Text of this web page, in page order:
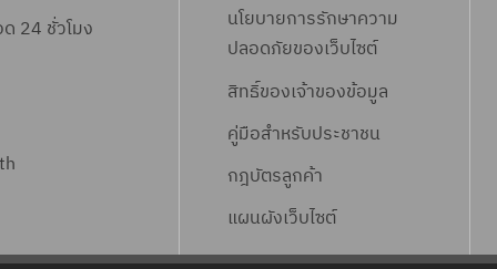
24 ชั่วโมง
นโยบายการรักษาความ
ปลอดภัยของเว็บไซต์
สิทธิ์ของเจ้าของข้อมูล
คู่มือสำหรับประชาชน
กฎบัตรลูกค้า
แผนผังเว็บไซต์